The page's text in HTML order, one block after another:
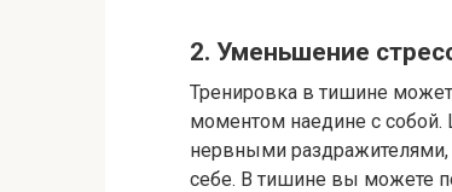
2. Уменьшение
Тренировка в тишине
моментом наедине с
нервными раздражителями,
себе. В тишине вы можете